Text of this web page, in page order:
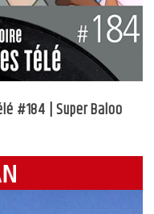
#184 | Super Baloo